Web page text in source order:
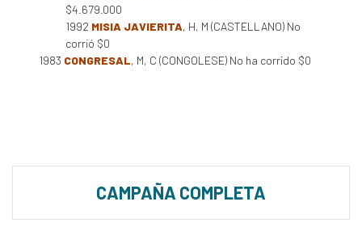
$4.679.000
1992 MISIA JAVIERITA, H, M (CASTELLANO) No
corrió $0
1983 CONGRESAL, M, C (CONGOLESE) No ha corrido $0
CAMPAÑA COMPLETA